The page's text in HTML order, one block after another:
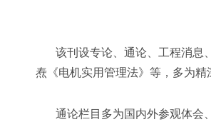
该刊设专论、通论、工程消息
焘《电机实用管理法》等，多为精
通论栏目多为国内外参观体会